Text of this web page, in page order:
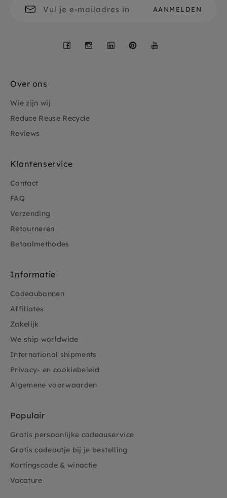
Facebook
Instagram
LinkedInPinterest
Over ons
Wie zijn wij
Reduce Reuse Recycle
Reviews
Klantenservice
Contact
FAQ
Verzending
Retourneren
Betaalmethodes
Informatie
Cadeaubonnen
Affiliates
Zakelijk
We ship worldwide
International shipments
Privacy- en cookiebeleid
Algemene voorwaarden
Populair
Gratis persoonlijke cadeauservice
Gratis cadeautje bij je bestelling
Kortingscode & winactie
Vacature